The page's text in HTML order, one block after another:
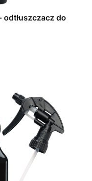
odtłuszczacz do